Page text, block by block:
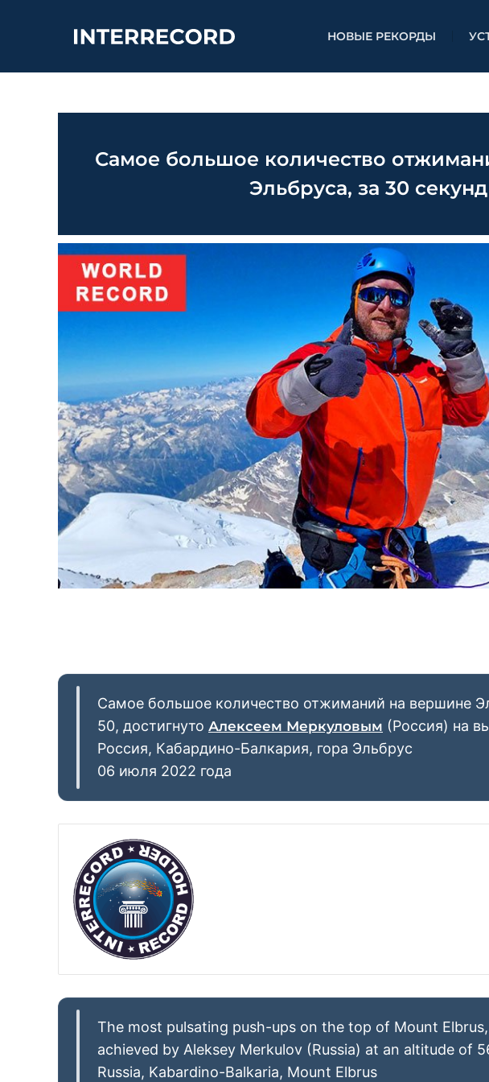
НОВЫЕ РЕКОРДЫ
Самое большое количество
Эльбруса, за 30 секунд
Самое большое количество отжиманий на вершине
50, достигнуто Алексеем Меркуловым (Россия) на
Россия, Кабардино-Балкария, гора Эльбрус
06 июля 2022 года
The most pulsating push-ups on the top of Mount
achieved by Aleksey Merkulov (Russia) at an altitude of
Russia, Kabardino-Balkaria, Mount Elbrus